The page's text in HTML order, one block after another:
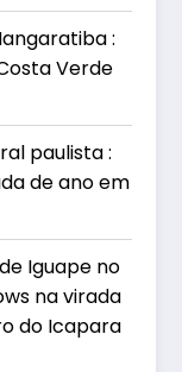
:
Verde
paulista :
de ano em
Iguape no
na virada
do Icapara